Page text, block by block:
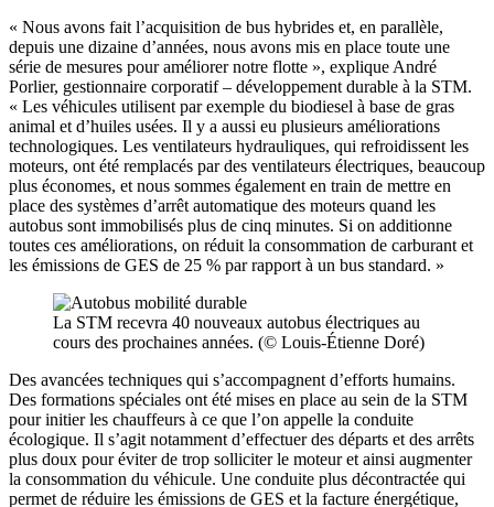
« Nous avons fait l’acquisition de bus hybrides et, en parallèle,
depuis une dizaine d’années, nous avons mis en place toute une
série de mesures pour améliorer notre flotte », explique André
Porlier, gestionnaire corporatif – développement durable à la STM.
« Les véhicules utilisent par exemple du biodiesel à base de gras
animal et d’huiles usées. Il y a aussi eu plusieurs améliorations
technologiques. Les ventilateurs hydrauliques, qui refroidissent les
moteurs, ont été remplacés par des ventilateurs électriques, beaucoup
plus économes, et nous sommes également en train de mettre en
place des systèmes d’arrêt automatique des moteurs quand les
autobus sont immobilisés plus de cinq minutes. Si on additionne
toutes ces améliorations, on réduit la consommation de carburant et
les émissions de GES de 25 % par rapport à un bus standard. »
La STM recevra 40 nouveaux autobus électriques au
cours des prochaines années. (© Louis-Étienne Doré)
Des avancées techniques qui s’accompagnent d’efforts humains.
Des formations spéciales ont été mises en place au sein de la STM
pour initier les chauffeurs à ce que l’on appelle la conduite
écologique. Il s’agit notamment d’effectuer des départs et des arrêts
plus doux pour éviter de trop solliciter le moteur et ainsi augmenter
la consommation du véhicule. Une conduite plus décontractée qui
permet de réduire les émissions de GES et la facture énergétique,